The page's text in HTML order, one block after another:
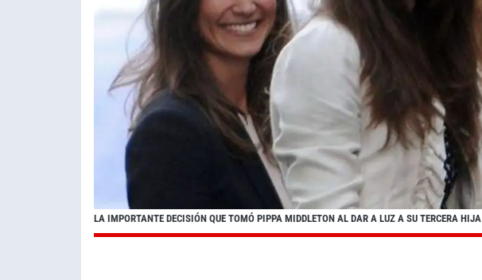
LA IMPORTANTE DECISIÓN QUE TOMÓ PIPPA MIDDLETON AL DAR A LUZ A SU TERCERA HIJA